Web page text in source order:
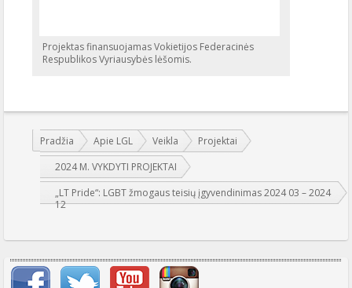
Projektas finansuojamas Vokietijos Federacinės
Respublikos Vyriausybės lėšomis.
Jūs esate čia:
Pradžia Apie LGL Veikla
Projektai
2024 M. VYKDYTI PROJEKTAI
„LT Pride“: LGBT žmogaus teisių įgyvendinimas 2024 03 – 2024
12
Svarbių įrašų meniu